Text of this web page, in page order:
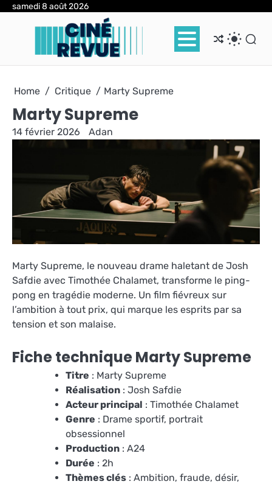
Skipsamedi 8 août 2026
Home Critique Marty Supreme
Marty Supreme
14 février 2026 Adan
Marty Supreme, le nouveau drame haletant de Josh
Safdie avec Timothée Chalamet, transforme le ping-
pong en tragédie moderne. Un film fiévreux sur
l’ambition à tout prix, qui marque les esprits par sa
tension et son malaise.
Fiche technique Marty Supreme
Titre : Marty Supreme
Réalisation : Josh Safdie
Acteur principal : Timothée Chalamet
Genre : Drame sportif, portrait
obsessionnel
Production : A24
Durée : 2h
Thèmes clés : Ambition, fraude, désir,